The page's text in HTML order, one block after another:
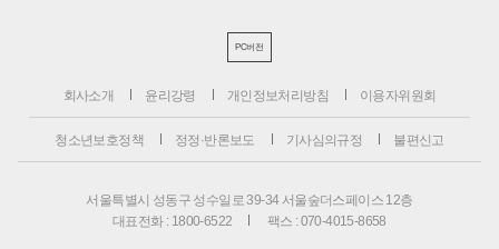
PC버전
회사소개 윤리강령 개인정보처리방침 이용자위원회
청소년보호정책 정정·반론보도 기사심의규정 불편신고
서울특별시 성동구 성수일로 39-34 서울숲더스페이스 12층
대표전화 : 1800-6522
팩스 : 070-4015-8658